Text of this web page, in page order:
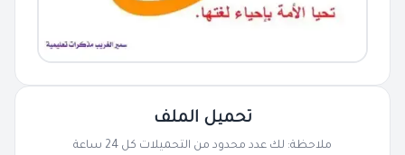
تحميل الملف
ملاحظة: لك عدد محدود من التحميلات كل 24 ساعة